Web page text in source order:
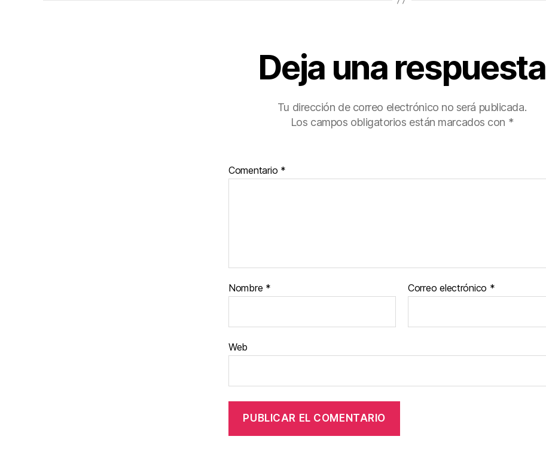
Deja una respuesta
Tu dirección de correo electrónico no será publicada.
Los campos obligatorios están marcados con *
Comentario *
Nombre * Correo electrónico *
Web